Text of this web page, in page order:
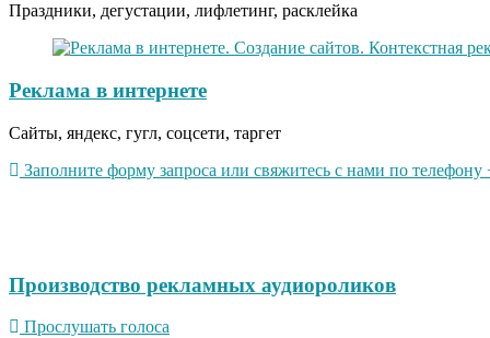
Праздники, дегустации, лифлетинг, расклейка
Реклама в интернете
Сайты, яндекс, гугл, соцсети, таргет
Заполните форму запроса или свяжитесь с нами по
Производство рекламных аудиороликов
Прослушать голоса